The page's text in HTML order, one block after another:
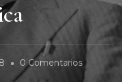
0 ComentariosEn
Lázaro,